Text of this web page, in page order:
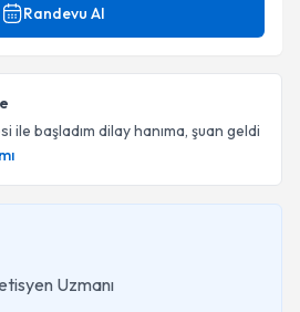
Randevu Al
ile başladım dilay hanıma, şuan geldi
Uzmanı